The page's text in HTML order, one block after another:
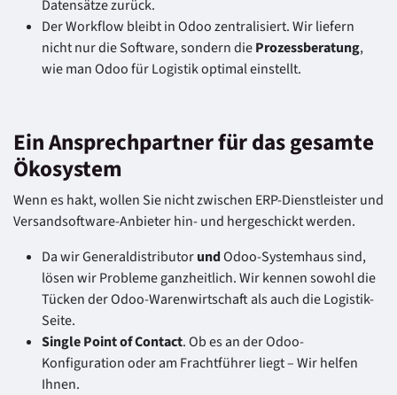
Datensätze zurück.
Der Workflow bleibt in Odoo zentralisiert. Wir liefern
nicht nur die Software, sondern dieProzessberatung,
wie man Odoo für Logistik optimal einstellt.
Ein Ansprechpartner für das gesamte
Ökosystem
Wenn es hakt, wollen Sie nicht zwischen ERP-Dienstleister und
Versandsoftware-Anbieter hin- und hergeschickt werden.
Da wir GeneraldistributorundOdoo-Systemhaus sind,
lösen wir Probleme ganzheitlich. Wir kennen sowohl die
Tücken der Odoo-Warenwirtschaft als auch die Logistik-
Seite.
Single Point of Contact. Ob es an der Odoo-
Konfiguration oder am Frachtführer liegt – Wir helfen
Ihnen.